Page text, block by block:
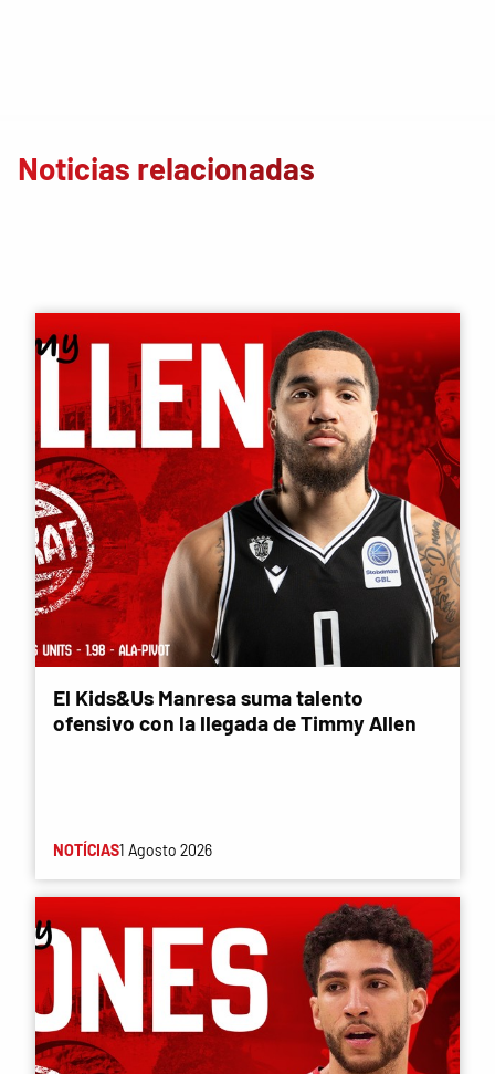
Noticias relacionadas
El Kids&Us Manresa suma talento
ofensivo con la llegada de Timmy Allen
NOTÍCIAS1 Agosto 2026